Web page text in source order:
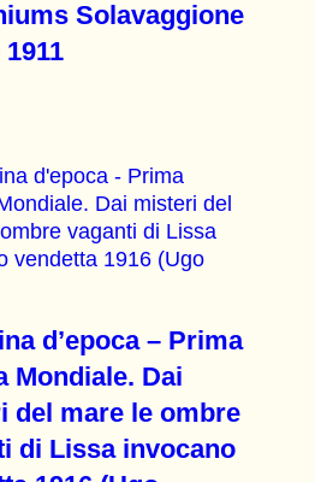
Solavaggione
d’epoca – Prima
Mondiale. Dai
del mare le ombre
di Lissa invocano